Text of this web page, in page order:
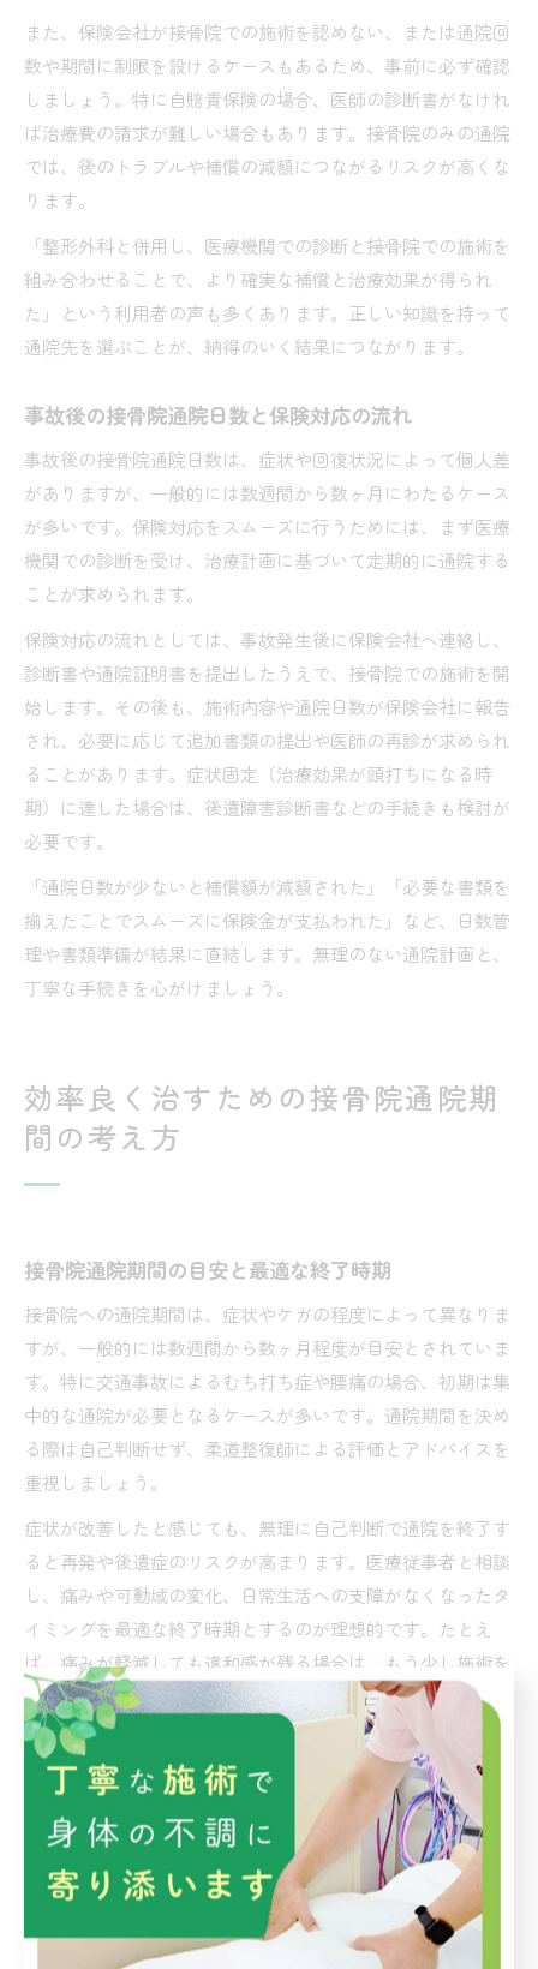
また、保険会社が接骨院での施術を認めない、または通院回
数や期間に制限を設けるケースもあるため、事前に必ず確認
しましょう。特に自賠責保険の場合、医師の診断書がなけれ
ば治療費の請求が難しい場合もあります。接骨院のみの通院
では、後のトラブルや補償の減額につながるリスクが高くな
ります。
「整形外科と併用し、医療機関での診断と接骨院での施術を
組み合わせることで、より確実な補償と治療効果が得られ
た」という利用者の声も多くあります。正しい知識を持って
通院先を選ぶことが、納得のいく結果につながります。
事故後の接骨院通院日数と保険対応の流れ
事故後の接骨院通院日数は、症状や回復状況によって個人差
がありますが、一般的には数週間から数ヶ月にわたるケース
が多いです。保険対応をスムーズに行うためには、まず医療
機関での診断を受け、治療計画に基づいて定期的に通院する
ことが求められます。
保険対応の流れとしては、事故発生後に保険会社へ連絡し、
診断書や通院証明書を提出したうえで、接骨院での施術を開
始します。その後も、施術内容や通院日数が保険会社に報告
され、必要に応じて追加書類の提出や医師の再診が求められ
ることがあります。症状固定（治療効果が頭打ちになる時
期）に達した場合は、後遺障害診断書などの手続きも検討が
必要です。
「通院日数が少ないと補償額が減額された」「必要な書類を
揃えたことでスムーズに保険金が支払われた」など、日数管
理や書類準備が結果に直結します。無理のない通院計画と、
丁寧な手続きを心がけましょう。
効率良く治すための接骨院通院期
間の考え方
接骨院通院期間の目安と最適な終了時期
接骨院への通院期間は、症状やケガの程度によって異なりま
すが、一般的には数週間から数ヶ月程度が目安とされていま
す。特に交通事故によるむち打ち症や腰痛の場合、初期は集
中的な通院が必要となるケースが多いです。通院期間を決め
る際は自己判断せず、柔道整復師による評価とアドバイスを
重視しましょう。
症状が改善したと感じても、無理に自己判断で通院を終了す
ると再発や後遺症のリスクが高まります。医療従事者と相談
し、痛みや可動域の変化、日常生活への支障がなくなったタ
イミングを最適な終了時期とするのが理想的です。たとえ
ば、痛みが軽減しても違和感が残る場合は、もう少し施術を
継続することで再発防止につながります。
また、保険を利用した通院の場合は、保険会社とのやり取り
や必要書類の提出時期も終了時期の判断材料となります。通
院証明書の発行や経過報告のタイミングを見極め、スムーズ
な手続きを心がけましょう。
交通事故後の接骨院通院は何ヶ月必要か
交通事故後の接骨院通院期間は、平均して2〜3ヶ月程度が一